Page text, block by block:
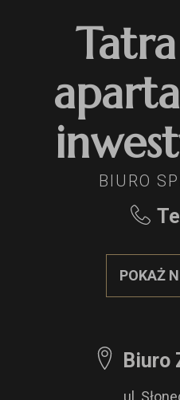
BIURO
POKAŻ
Biuro
ul.